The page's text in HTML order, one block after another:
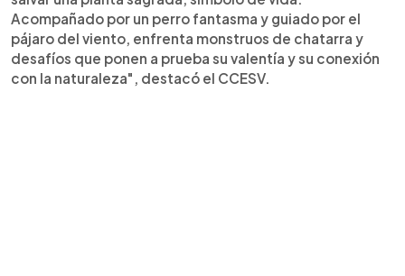
Acompañado por un perro fantasma y guiado por el
pájaro del viento, enfrenta monstruos de chatarra y
desafíos que ponen a prueba su valentía y su conexión
con la naturaleza", destacó el CCESV.